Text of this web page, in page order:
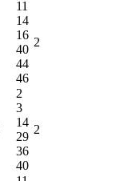
11
14
16
40
44
46
2
2
3
14
29
36
40
2